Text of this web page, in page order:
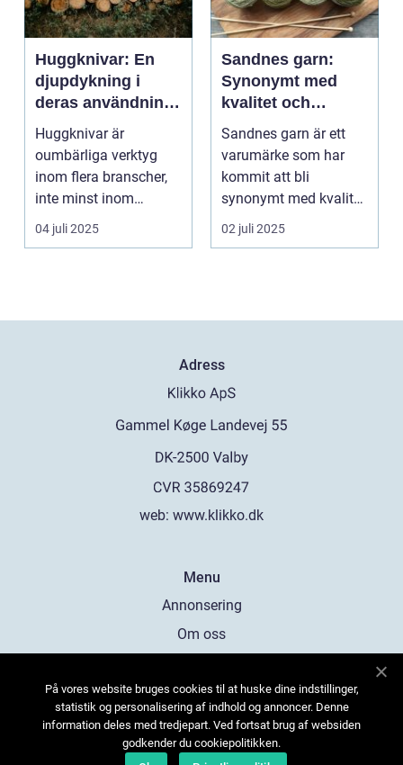
Huggknivar: En
djupdykning i
deras användning
och betydelse
Huggknivar är
oumbärliga verktyg
inom flera branscher,
inte minst inom
skogsindustrin och ...
04 juli 2025
Sandnes garn:
Synonymt med
kvalitet och
tradition
Sandnes garn är ett
varumärke som har
kommit att bli
synonymt med kvalitet
och tradition i...
02 juli 2025
Adress
web: www.klikko.dk
Menu
Annonsering
Om oss
Kontakta oss
Sitemap
På vores website bruges cookies til at huske dine indstillinger,
statistik og personalisering af indhold og annoncer. Denne
information deles med tredjepart. Ved fortsat brug af websiden
godkender du cookiepolitikken.